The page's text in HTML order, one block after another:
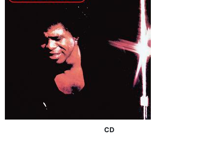
Альбом Snapshot был впервые выпущен в 2002 году и
является четвертым сольным альбомом Гловера.
Вместе с Guilty Party он объединился с певцом
Рэндаллом Брамблетом, дочерью Джиллиан Гловер и
гитаристом Уорреном Хейнсом, чтобы создать этот
блюз-роковый альбом, в котором много свинга, регги и
Теперь, почти 20 лет спустя, переиздание Snapshot+
возвращает эти четырнадцать замечательных
блюзовых песен. Snapshot+ полностью ремастирован и
содержит 5 ранее не издававшихся бонусных демо-
треков на CD и впервые на виниле.
CD